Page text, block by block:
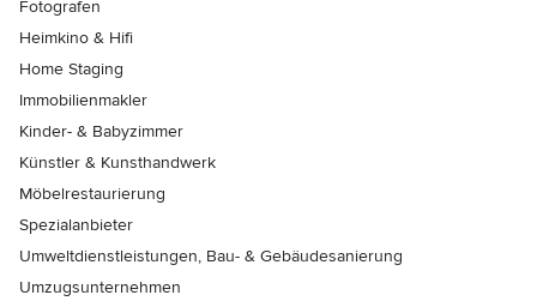
Fotografen
Heimkino & Hifi
Home Staging
Immobilienmakler
Kinder- & Babyzimmer
Künstler & Kunsthandwerk
Möbelrestaurierung
Spezialanbieter
Umweltdienstleistungen, Bau- & Gebäudesanierung
Umzugsunternehmen